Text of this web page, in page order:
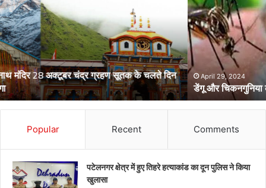
को
लेकर
स्वास्थ्य
विभाग
का
अर्लटApril 29, 2024
डेंगू और चिकनगुनिया को लेकर स्वास्थ्य विभाग का अर्लट
Popular Recent Comments
पटेलनगर क्षेत्र में हुए तिहरे हत्याकांड का दून पुलिस ने किया
खुलासा